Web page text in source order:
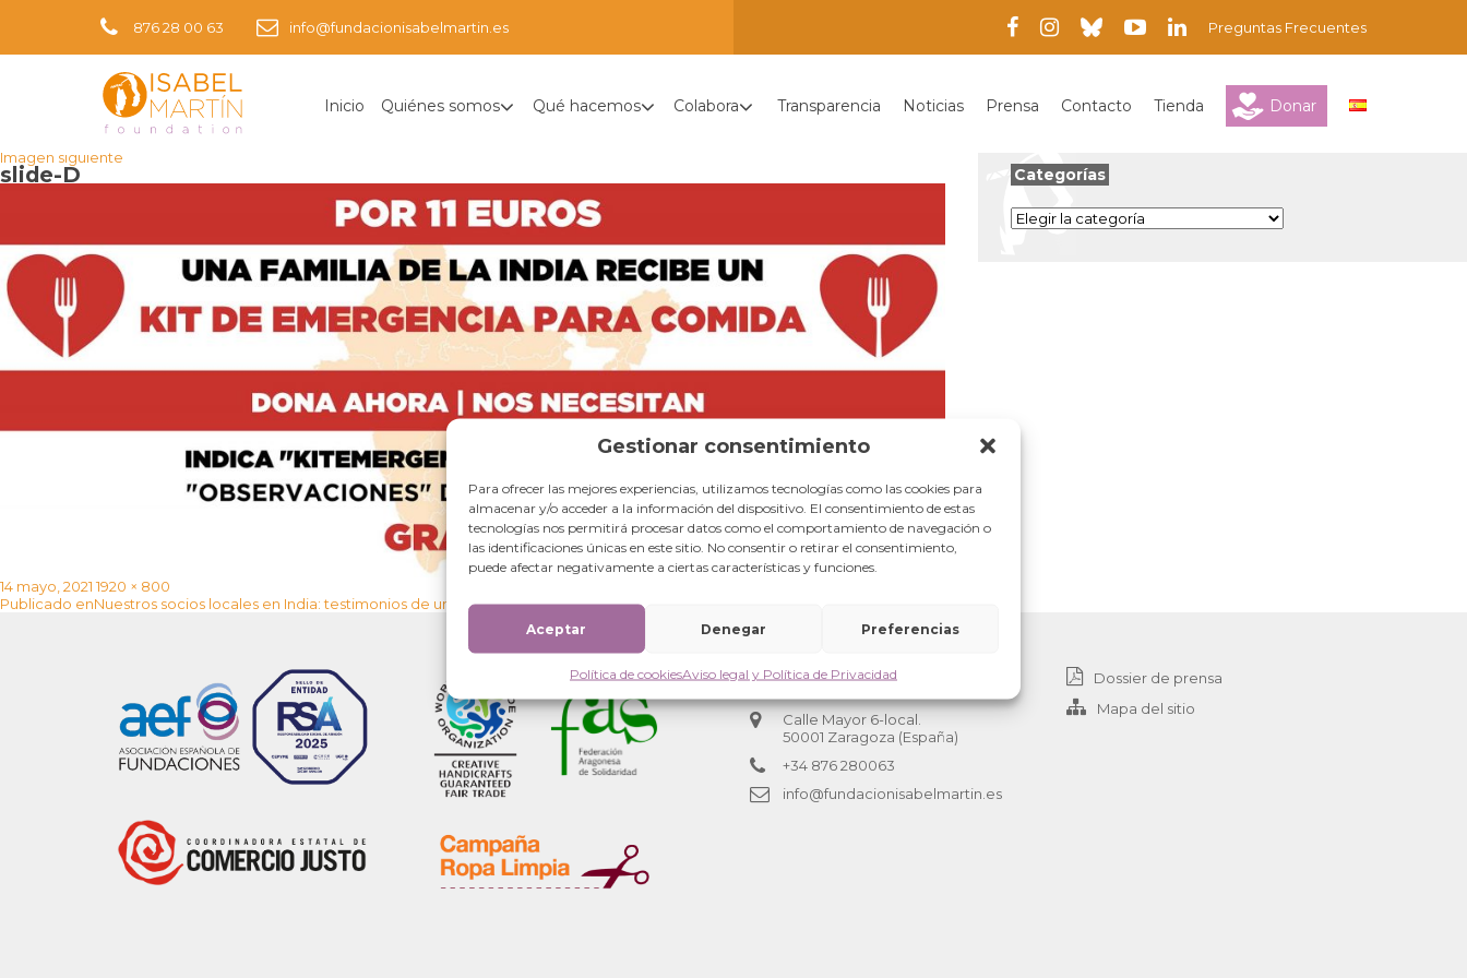
Gestionar consentimiento
Para ofrecer las mejores experiencias, utilizamos tecnologías como las cookies para
almacenar y/o acceder a la información del dispositivo. El consentimiento de estas
tecnologías nos permitirá procesar datos como el comportamiento de navegación o
las identificaciones únicas en este sitio. No consentir o retirar el consentimiento,
puede afectar negativamente a ciertas características y funciones.
Aceptar Denegar Preferencias
Política de cookiesAviso legal y Política de Privacidad
876 28 00 63 info@fundacionisabelmartin.es Preguntas Frecuentes
Inicio Quiénes somos Qué hacemos Colabora Transparencia Noticias Prensa Contacto Tienda Donar
Imagen siguiente
slide-D
Publicado
el
14 mayo, 2021 Tamaño
completo
1920 × 800
Navegación
Publicado enNuestros socios locales en India: testimonios de una dura segunda ola.
Categorías
Categorías
Oficinas centrales
Calle Mayor 6-local.
50001 Zaragoza (España)
+34 876 280063
info@fundacionisabelmartin.es
Dossier de prensa
Mapa del sitio